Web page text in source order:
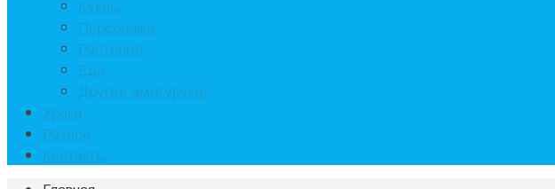
Куклы
Персонажи
Растения
Еда
Другие амигуруми
Уроки
Разное
Контакты